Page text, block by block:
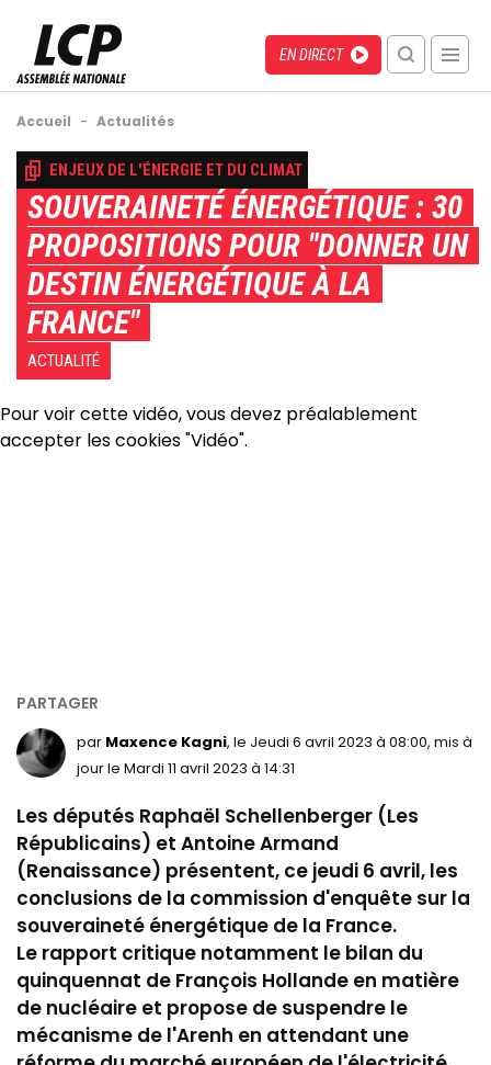
contenu
principal
Menu
recherche
mobile
Direct
EN DIRECT
Fil
d'Ariane
Accueil - Actualités
Back
to
top
ENJEUX DE L'ÉNERGIE ET DU CLIMAT
SOUVERAINETÉ ÉNERGÉTIQUE : 30
PROPOSITIONS POUR "DONNER UN
DESTIN ÉNERGÉTIQUE À LA
FRANCE"
ACTUALITÉ
Pour voir cette vidéo, vous devez préalablement
accepter les cookies "Vidéo".
par Maxence Kagni, le Jeudi 6 avril 2023 à 08:00, mis à
jour le Mardi 11 avril 2023 à 14:31
Les députés Raphaël Schellenberger (Les
Républicains) et Antoine Armand
(Renaissance) présentent, ce jeudi 6 avril, les
conclusions de la commission d'enquête sur la
souveraineté énergétique de la France.
Le rapport critique notamment le bilan du
quinquennat de François Hollande en matière
de nucléaire et propose de suspendre le
mécanisme de l'Arenh en attendant une